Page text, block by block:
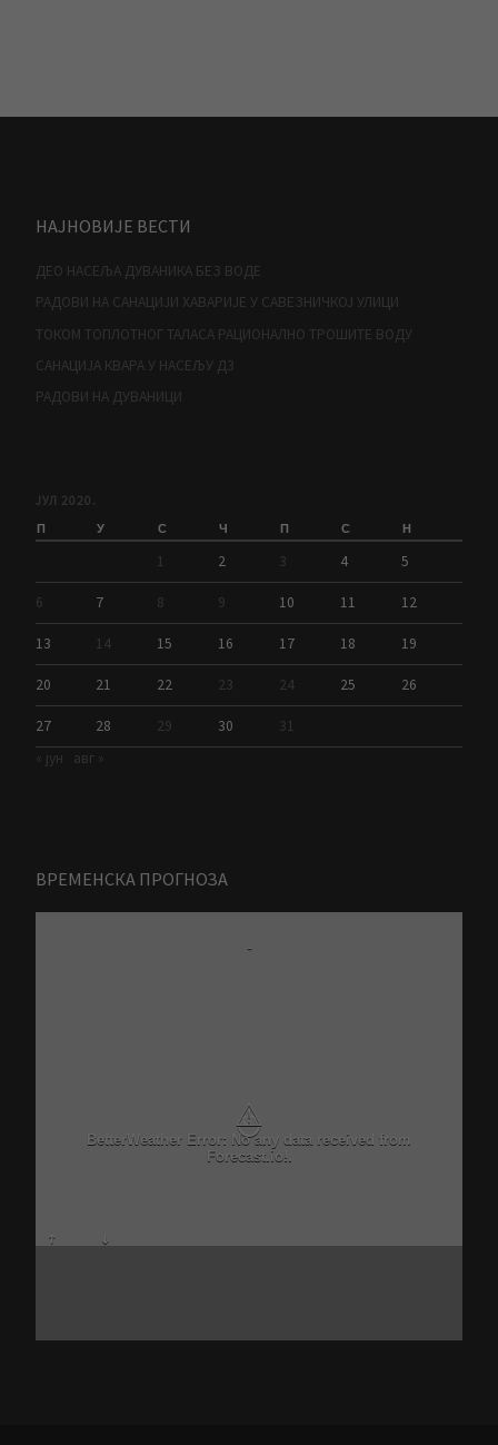
НАЈНОВИЈЕ ВЕСТИ
ДЕО НАСЕЉА ДУВАНИКА БЕЗ ВОДЕ
РАДОВИ НА САНАЦИЈИ ХАВАРИЈЕ У САВЕЗНИЧКОЈ УЛИЦИ
ТОКОМ ТОПЛОТНОГ ТАЛАСА РАЦИОНАЛНО ТРОШИТЕ ВОДУ
САНАЦИЈА КВАРА У НАСЕЉУ Д3
РАДОВИ НА ДУВАНИЦИ
ЈУЛ 2020.
П У С Ч П С Н
1 2 3 4 5
6 7 8 9 10 11 12
13 14 15 16 17 18 19
20 21 22 23 24 25 26
27 28 29 30
31
« јун
авг »
ВРЕМЕНСКА ПРОГНОЗА
-
⚠
BetterWeather Error: No any data received from
Forecast.io!.